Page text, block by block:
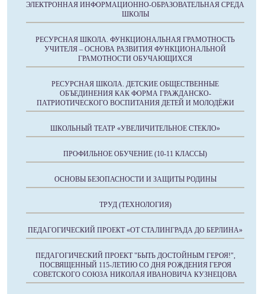
ЭЛЕКТРОННАЯ ИНФОРМАЦИОННО-ОБРАЗОВАТЕЛЬНАЯ СРЕДА
ШКОЛЫ
РЕСУРСНАЯ ШКОЛА. ФУНКЦИОНАЛЬНАЯ ГРАМОТНОСТЬ
УЧИТЕЛЯ – ОСНОВА РАЗВИТИЯ ФУНКЦИОНАЛЬНОЙ
ГРАМОТНОСТИ ОБУЧАЮЩИХСЯ
РЕСУРСНАЯ ШКОЛА. ДЕТСКИЕ ОБЩЕСТВЕННЫЕ
ОБЪЕДИНЕНИЯ КАК ФОРМА ГРАЖДАНСКО-
ПАТРИОТИЧЕСКОГО ВОСПИТАНИЯ ДЕТЕЙ И МОЛОДЁЖИ
ШКОЛЬНЫЙ ТЕАТР «УВЕЛИЧИТЕЛЬНОЕ СТЕКЛО»
ПРОФИЛЬНОЕ ОБУЧЕНИЕ (10-11 КЛАССЫ)
ОСНОВЫ БЕЗОПАСНОСТИ И ЗАЩИТЫ РОДИНЫ
ТРУД (ТЕХНОЛОГИЯ)
ПЕДАГОГИЧЕСКИЙ ПРОЕКТ «ОТ СТАЛИНГРАДА ДО БЕРЛИНА»
ПЕДАГОГИЧЕСКИЙ ПРОЕКТ "БЫТЬ ДОСТОЙНЫМ ГЕРОЯ!",
ПОСВЯЩЕННЫЙ 115-ЛЕТИЮ СО ДНЯ РОЖДЕНИЯ ГЕРОЯ
СОВЕТСКОГО СОЮЗА НИКОЛАЯ ИВАНОВИЧА КУЗНЕЦОВА